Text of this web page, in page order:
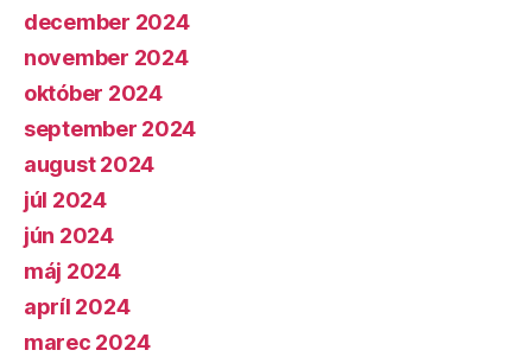
december 2024
november 2024
október 2024
september 2024
august 2024
júl 2024
jún 2024
máj 2024
apríl 2024
marec 2024